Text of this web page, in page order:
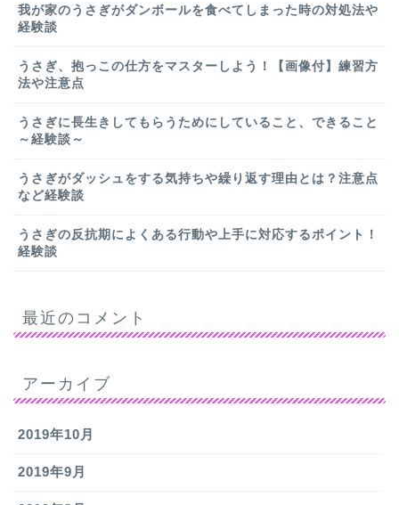
我が家のうさぎがダンボールを食べてしまった時の対処法や
経験談
うさぎ、抱っこの仕方をマスターしよう！【画像付】練習方
法や注意点
うさぎに長生きしてもらうためにしていること、できること
～経験談～
うさぎがダッシュをする気持ちや繰り返す理由とは？注意点
など経験談
うさぎの反抗期によくある行動や上手に対応するポイント！
経験談
最近のコメント
アーカイブ
2019年10月
2019年9月